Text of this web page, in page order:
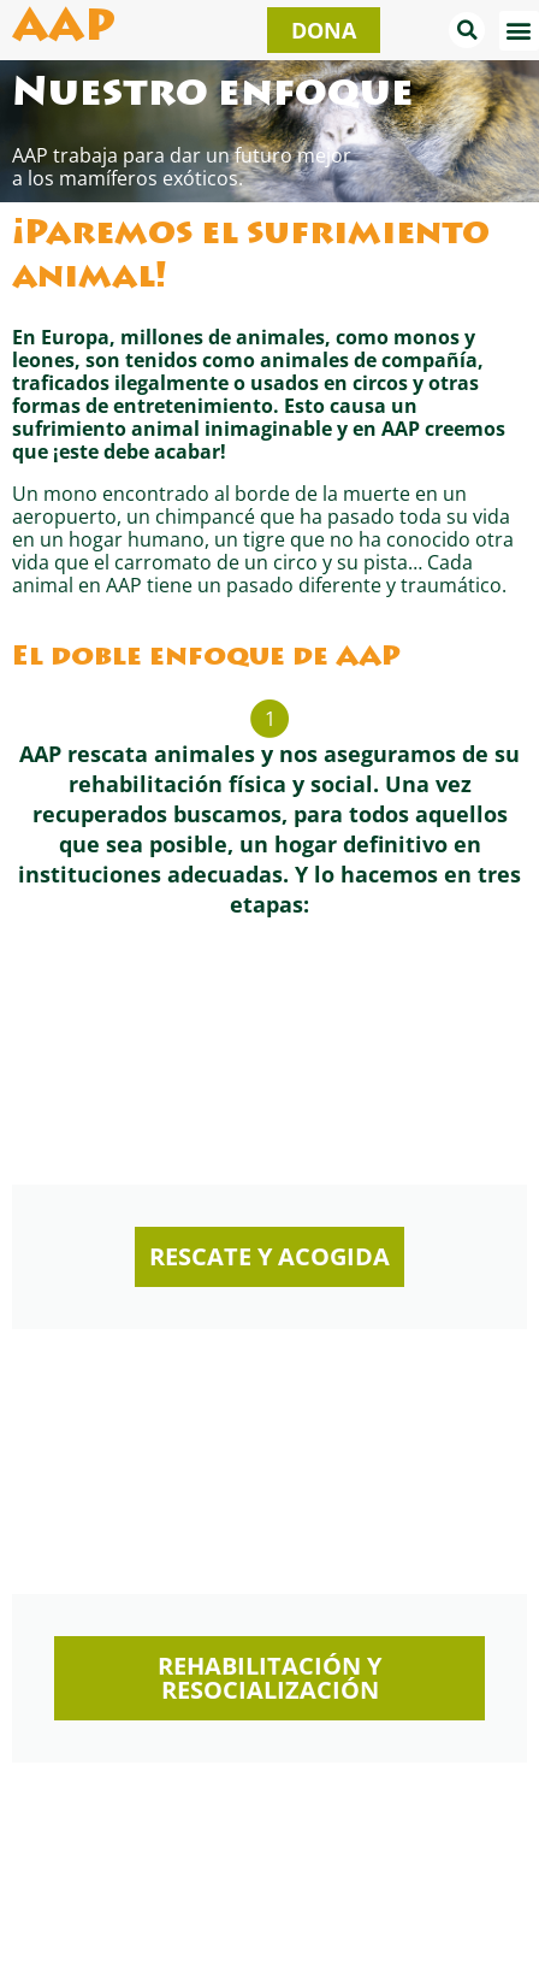
al
contenido
AAP DONA
Nuestro enfoque
AAP trabaja para dar un futuro mejor
a los mamíferos exóticos.
¡Paremos el sufrimiento
animal!
En Europa, millones de animales, como monos y
leones, son tenidos como animales de compañía,
traficados ilegalmente o usados en circos y otras
formas de entretenimiento. Esto causa un
sufrimiento animal inimaginable y en AAP creemos
que ¡este debe acabar!
Un mono encontrado al borde de la muerte en un
aeropuerto, un chimpancé que ha pasado toda su vida
en un hogar humano, un tigre que no ha conocido otra
vida que el carromato de un circo y su pista… Cada
animal en AAP tiene un pasado diferente y traumático.
El doble enfoque de AAP
1
AAP rescata animales y nos aseguramos de su
rehabilitación física y social. Una vez
recuperados buscamos, para todos aquellos
que sea posible, un hogar definitivo en
instituciones adecuadas. Y lo hacemos en tres
etapas:
RESCATE Y ACOGIDA
REHABILITACIÓN Y
RESOCIALIZACIÓN